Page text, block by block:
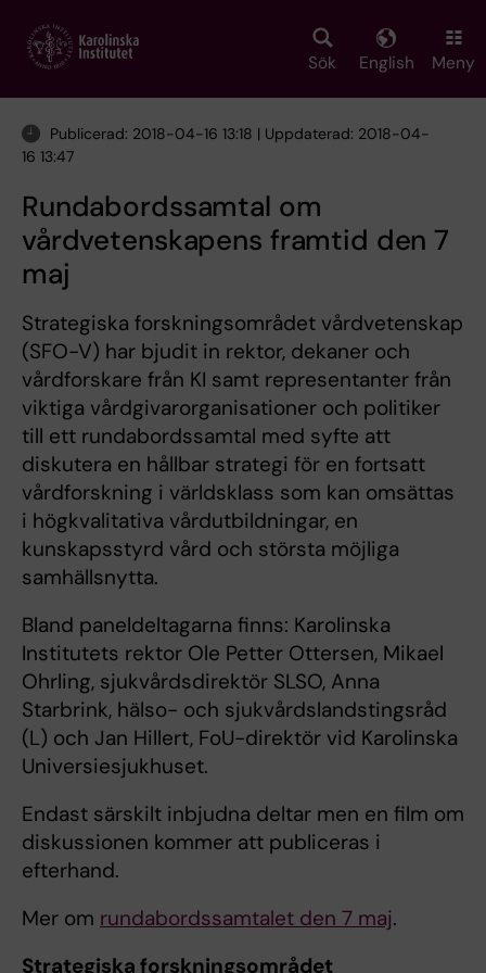
main
Sök English Meny
Publicerad: 2018-04-16 13:18 | Uppdaterad: 2018-04-
16 13:47
Rundabordssamtal om
vårdvetenskapens framtid den 7
maj
Strategiska forskningsområdet vårdvetenskap
(SFO-V) har bjudit in rektor, dekaner och
vårdforskare från KI samt representanter från
viktiga vårdgivarorganisationer och politiker
till ett rundabordssamtal med syfte att
diskutera en hållbar strategi för en fortsatt
vårdforskning i världsklass som kan omsättas
i högkvalitativa vårdutbildningar, en
kunskapsstyrd vård och största möjliga
samhällsnytta.
Bland paneldeltagarna finns: Karolinska
Institutets rektor Ole Petter Ottersen, Mikael
Ohrling, sjukvårdsdirektör SLSO, Anna
Starbrink, hälso- och sjukvårdslandstingsråd
(L) och Jan Hillert, FoU-direktör vid Karolinska
Universiesjukhuset.
Endast särskilt inbjudna deltar men en film om
diskussionen kommer att publiceras i
efterhand.
Mer om rundabordssamtalet den 7 maj.
Strategiska forskningsområdet